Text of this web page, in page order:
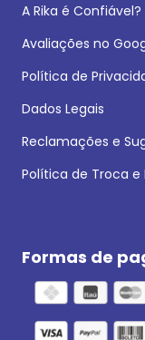
A Rika é Confiável?
Avaliações no
Política de
Dados Legais
Reclamações e
Política de Troca e
Formas de